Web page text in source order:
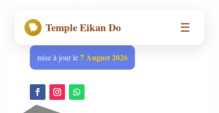
🐕 Temple Eikan Do ☰
mise à jour le7 August 2026